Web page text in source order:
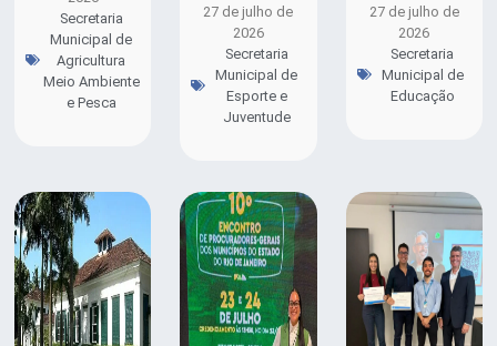
Secretaria
Municipal de
Agricultura
Meio Ambiente
e Pesca
27 de julho de
2026
Secretaria
Municipal de
Esporte e
Juventude
27 de julho de
2026
Secretaria
Municipal de
Educação